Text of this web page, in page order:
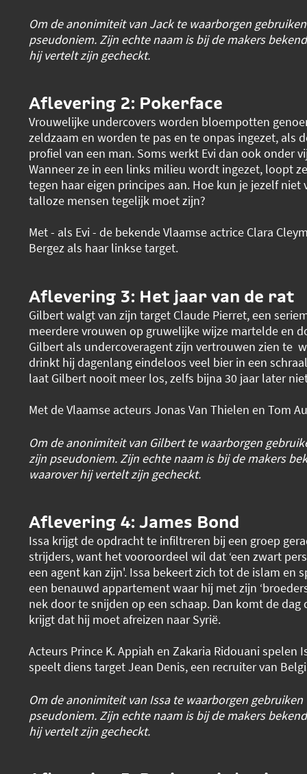
Om de anonimiteit van Jack te waarborgen
pseudoniem. Zijn echte naam is bij de makers
hij vertelt zijn gecheckt.
Aflevering 2: Pokerface
Vrouwelijke undercovers worden bloempotten
zeldzaam en worden te pas en te onpas ingezet, als
profiel van een man. Soms werkt Evi dan ook onder
Wanneer ze in een links milieu wordt ingezet, loopt
tegen haar eigen principes aan. Hoe kun je jezelf niet
talloze mensen tegelijk moet zijn?
Met - als Evi - de bekende Vlaamse actrice Clara
Bergez als haar linkse target.
Aflevering 3: Het jaar van de rat
Gilbert walgt van zijn target Claude Pierret, een
meerdere vrouwen op gruwelijke wijze martelde en
Gilbert als undercoveragent zijn vertrouwen zien te
drinkt hij dagenlang eindeloos veel bier in een
laat Gilbert nooit meer los, zelfs bijna 30 jaar later
Met de Vlaamse acteurs Jonas Van Thielen en Tom
Om de anonimiteit van Gilbert te waarborgen
zijn pseudoniem. Zijn echte naam is bij de makers
waarover hij vertelt zijn gecheckt.
Aflevering 4: James Bond
Issa krijgt de opdracht te infiltreren bij een groep
strijders, want het vooroordeel wil dat ‘een zwart
een agent kan zijn'. Issa bekeert zich tot de islam en
een benauwd appartement waar hij met zijn
nek door te snijden op een schaap. Dan komt de dag
krijgt dat hij moet afreizen naar Syrië.
Acteurs Prince K. Appiah en Zakaria Ridouani spelen
speelt diens target Jean Denis, een recruiter van
Om de anonimiteit van Issa te waarborgen gebruiken
pseudoniem. Zijn echte naam is bij de makers
hij vertelt zijn gecheckt.